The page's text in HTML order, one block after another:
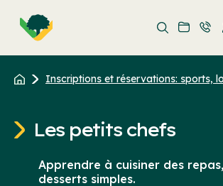
contenu
au
contenu
Inscriptions et réservations: sports,
Les petits chefs
Apprendre à cuisiner des
desserts simples.